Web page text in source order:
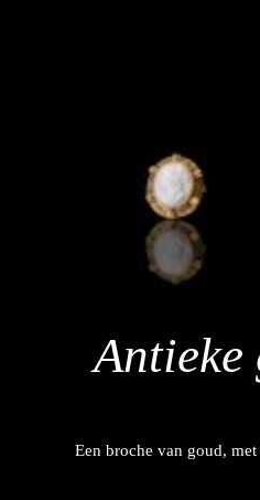
Antieke
Een broche van goud,